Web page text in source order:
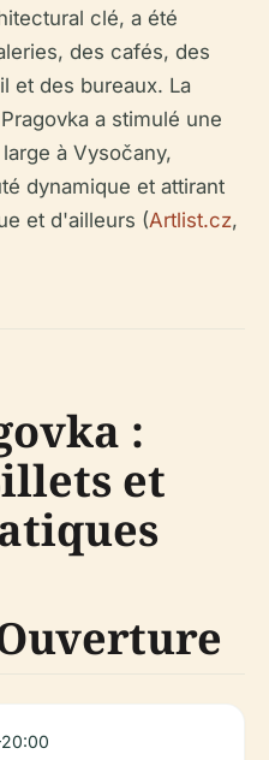
clé, a été
des cafés, des
et des bureaux. La
a stimulé une
à Vysočany,
dynamique et attirant
et d'ailleurs (Artlist.cz,
:
et